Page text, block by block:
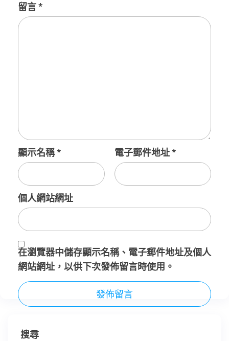
留言*
顯示名稱* 電子郵件地址*
個人網站網址
在瀏覽器中儲存顯示名稱、電子郵件地址及個人
網站網址，以供下次發佈留言時使用。
搜尋